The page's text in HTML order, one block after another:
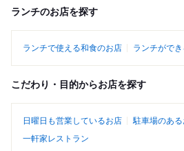
ランチのお店を探す
ランチで使える和食のお店 ランチがで
こだわり・目的からお店を探す
日曜日も営業しているお店 駐車場のあ
一軒家レストラン